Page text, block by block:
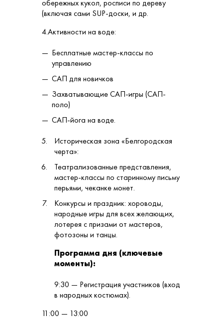
обережных кукол, росписи по дереву
(включая сами SUP-доски, и др.
4.Активности на воде:
Бесплатные мастер-классы по
управлению
САП для новичков
Захватывающие САП-игры (САП-
поло)
САП-йога на воде.
Историческая зона «Белгородская
черта»:
Театрализованные представления,
мастер-классы по старинному письму
перьями, чеканке монет.
Конкурсы и праздник: хороводы,
народные игры для всех желающих,
лотерея с призами от мастеров,
фотозоны и танцы.
Программа дня (ключевые
моменты):
9:30 — Регистрация участников (вход
в народных костюмах).
11:00 — 13:00